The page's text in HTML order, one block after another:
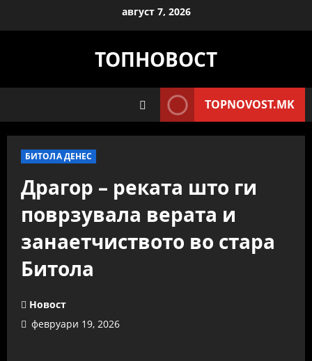
август 7, 2026
ТОПНОВОСТ
TOPNOVOST.MK
БИТОЛА ДЕНЕС
Драгор – реката што ги
поврзувала верата и
занаетчиството во стара
Битола
Новост
февруари 19, 2026